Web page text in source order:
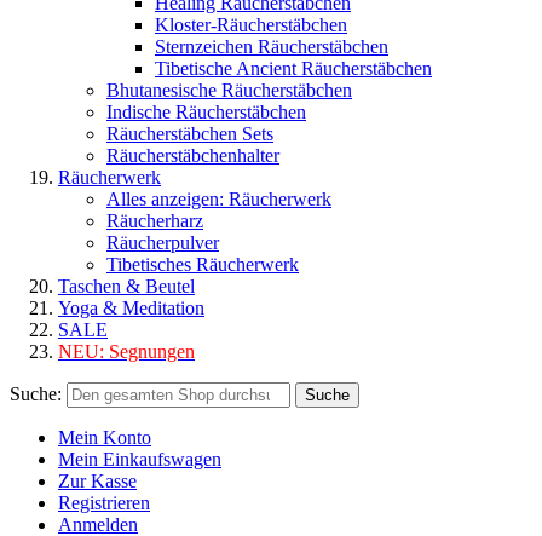
Kloster-Räucherstäbchen
Sternzeichen Räucherstäbchen
Tibetische Ancient Räucherstäbchen
Bhutanesische Räucherstäbchen
Indische Räucherstäbchen
Räucherstäbchen Sets
Räucherstäbchenhalter
Räucherwerk
Alles anzeigen: Räucherwerk
Räucherharz
Räucherpulver
Tibetisches Räucherwerk
Taschen & Beutel
Yoga & Meditation
SALE
NEU: Segnungen
Suche: Suche
Mein Konto
Mein Einkaufswagen
Zur Kasse
Registrieren
Anmelden